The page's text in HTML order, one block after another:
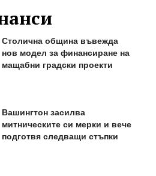
Столична община въвежда
нов модел за финансиране на
мащабни градски проекти
Вашингтон засилва
митническите си мерки и вече
подготвя следващи стъпки